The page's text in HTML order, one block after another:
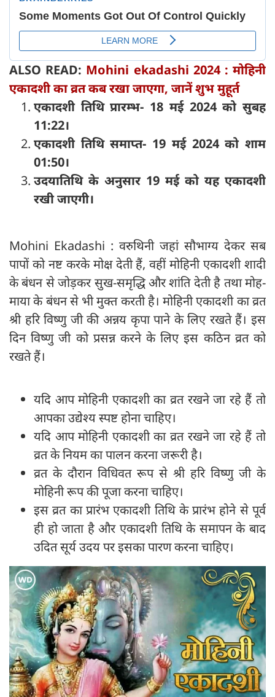
ALSO READ: Mohini ekadashi 2024 : मोहिनी
एकादशी का व्रत कब रखा जाएगा, जानें शुभ मुहूर्त
एकादशी तिथि प्रारम्भ- 18 मई 2024 को सुबह
11:22।
एकादशी तिथि समाप्त- 19 मई 2024 को शाम
01:50।
उदयातिथि के अनुसार 19 मई को यह एकादशी
रखी जाएगी।
Mohini Ekadashi : वरुथिनी जहां सौभाग्य देकर सब
पापों को नष्ट करके मोक्ष देती हैं, वहीं मोहिनी एकादशी शादी
के बंधन से जोड़कर सुख-समृद्धि और शांति देती है तथा मोह-
माया के बंधन से भी मुक्त करती है। मोहिनी एकादशी का व्रत
श्री हरि विष्णु जी की अन्नय कृपा पाने के लिए रखते हैं। इस
दिन विष्णु जी को प्रसन्न करने के लिए इस कठिन व्रत को
रखते हैं।
यदि आप मोहिनी एकादशी का व्रत रखने जा रहे हैं तो
आपका उद्येश्य स्पष्ट होना चाहिए।
यदि आप मोहिनी एकादशी का व्रत रखने जा रहे हैं तो
व्रत के नियम का पालन करना जरूरी है।
व्रत के दौरान विधिवत रूप से श्री हरि विष्णु जी के
मोहिनी रूप की पूजा करना चाहिए।
इस व्रत का प्रारंभ एकादशी तिथि के प्रारंभ होने से पूर्व
ही हो जाता है और एकादशी तिथि के समापन के बाद
उदित सूर्य उदय पर इसका पारण करना चाहिए।